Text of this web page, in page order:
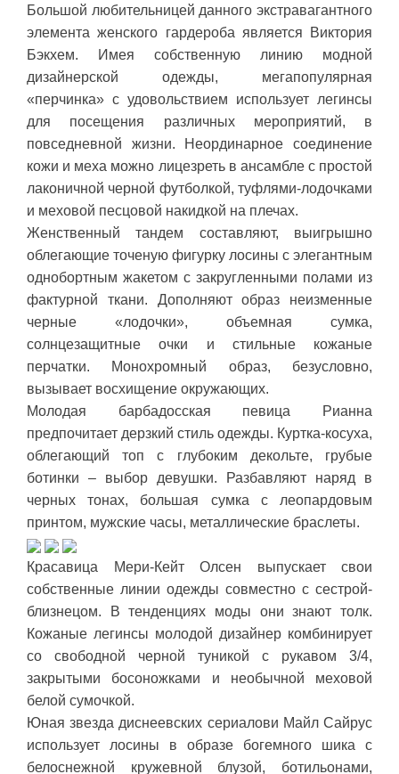
Большой любительницей данного экстравагантного
элемента женского гардероба является Виктория
Бэкхем. Имея собственную линию модной
дизайнерской одежды, мегапопулярная
«перчинка» с удовольствием использует легинсы
для посещения различных мероприятий, в
повседневной жизни. Неординарное соединение
кожи и меха можно лицезреть в ансамбле с простой
лаконичной черной футболкой, туфлями-лодочками
и меховой песцовой накидкой на плечах.
Женственный тандем составляют, выигрышно
облегающие точеную фигурку лосины с элегантным
однобортным жакетом с закругленными полами из
фактурной ткани. Дополняют образ неизменные
черные «лодочки», объемная сумка,
солнцезащитные очки и стильные кожаные
перчатки. Монохромный образ, безусловно,
вызывает восхищение окружающих.
Молодая барбадосская певица Рианна
предпочитает дерзкий стиль одежды. Куртка-косуха,
облегающий топ с глубоким декольте, грубые
ботинки – выбор девушки. Разбавляют наряд в
черных тонах, большая сумка с леопардовым
принтом, мужские часы, металлические браслеты.
Красавица Мери-Кейт Олсен выпускает свои
собственные линии одежды совместно с сестрой-
близнецом. В тенденциях моды они знают толк.
Кожаные легинсы молодой дизайнер комбинирует
со свободной черной туникой с рукавом 3/4,
закрытыми босоножками и необычной меховой
белой сумочкой.
Юная звезда диснеевских сериалови Майл Сайрус
использует лосины в образе богемного шика с
белоснежной кружевной блузой, ботильонами,